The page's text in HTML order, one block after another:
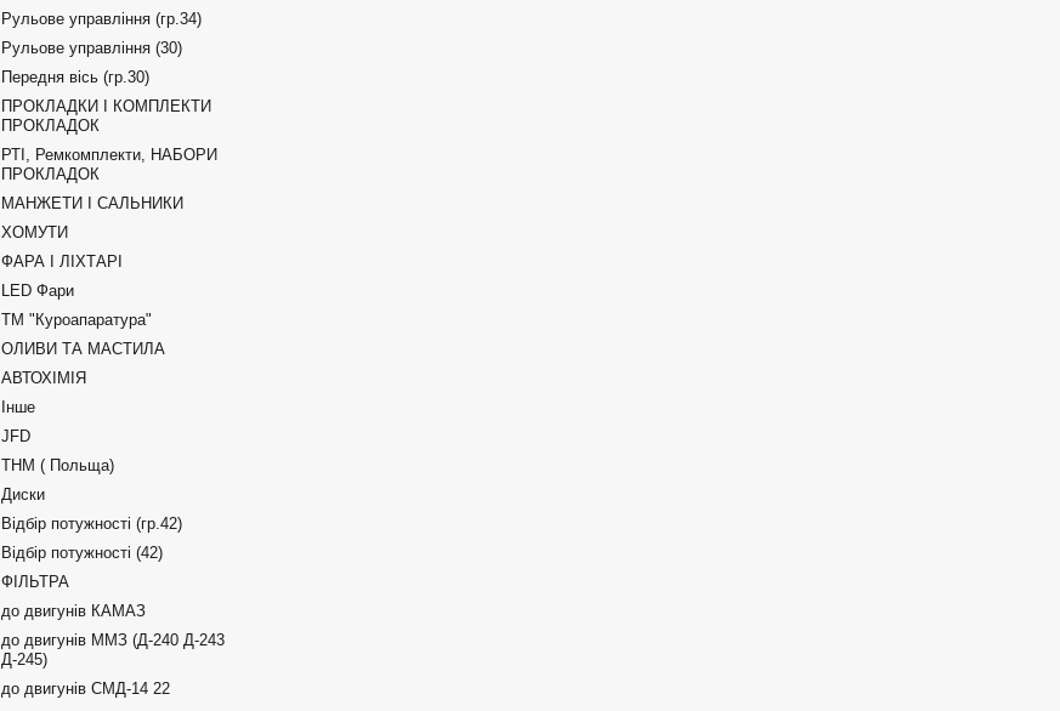
Рульове управління (гр.34)
Рульове управління (30)
Передня вісь (гр.30)
ПРОКЛАДКИ І КОМПЛЕКТИ
ПРОКЛАДОК
РТІ, Ремкомплекти, НАБОРИ
ПРОКЛАДОК
МАНЖЕТИ І САЛЬНИКИ
ХОМУТИ
ФАРА І ЛІХТАРІ
LED Фари
ТМ "Куроапаратура"
ОЛИВИ ТА МАСТИЛА
АВТОХІМІЯ
Інше
JFD
ТНМ ( Польща)
Диски
Відбір потужності (гр.42)
Відбір потужності (42)
ФІЛЬТРА
до двигунів КАМАЗ
до двигунів ММЗ (Д-240 Д-243
Д-245)
до двигунів СМД-14 22